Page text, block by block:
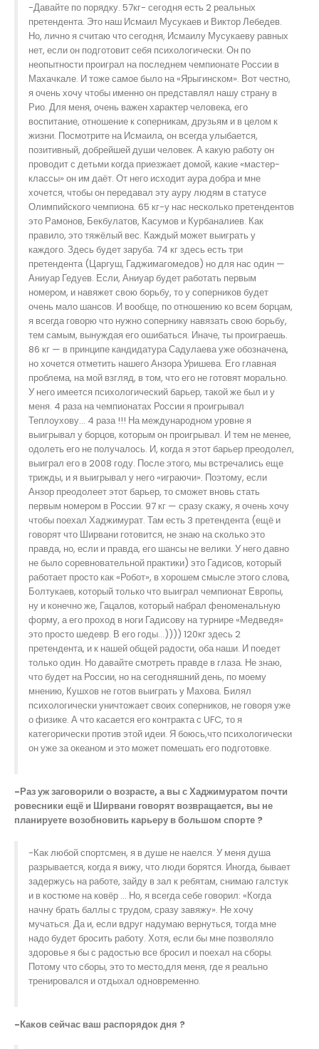
-Давайте по порядку. 57кг- сегодня есть 2 реальных
претендента. Это наш Исмаил Мусукаев и Виктор Лебедев.
Но, лично я считаю что сегодня, Исмаилу Мусукаеву равных
нет, если он подготовит себя психологически. Он по
неопытности проиграл на последнем чемпионате России в
Махачкале. И тоже самое было на «Ярыгинском». Вот честно,
я очень хочу чтобы именно он представлял нашу страну в
Рио. Для меня, очень важен характер человека, его
воспитание, отношение к соперникам, друзьям и в целом к
жизни. Посмотрите на Исмаила, он всегда улыбается,
позитивный, добрейшей души человек. А какую работу он
проводит с детьми когда приезжает домой, какие «мастер-
классы» он им даёт. От него исходит аура добра и мне
хочется, чтобы он передавал эту ауру людям в статусе
Олимпийского чемпиона. 65 кг-у нас несколько претендентов
это Рамонов, Бекбулатов, Касумов и Курбаналиев. Как
правило, это тяжёлый вес. Каждый может выиграть у
каждого. Здесь будет заруба. 74 кг здесь есть три
претендента (Царгуш, Гаджимагомедов) но для нас один —
Аниуар Гедуев. Если, Аниуар будет работать первым
номером, и навяжет свою борьбу, то у соперников будет
очень мало шансов. И вообще, по отношению ко всем борцам,
я всегда говорю что нужно сопернику навязать свою борьбу,
тем самым, вынуждая его ошибаться. Иначе, ты проиграешь.
86 кг — в принципе кандидатура Садулаева уже обозначена,
но хочется отметить нашего Анзора Уришева. Его главная
проблема, на мой взгляд, в том, что его не готовят морально.
У него имеется психологический барьер, такой же был и у
меня. 4 раза на чемпионатах России я проигрывал
Теплоухову… 4 раза !!! На международном уровне я
выигрывал у борцов, которым он проигрывал. И тем не менее,
одолеть его не получалось. И, когда я этот барьер преодолел,
выиграл его в 2008 году. После этого, мы встречались еще
трижды, и я выигрывал у него «играючи». Поэтому, если
Анзор преодолеет этот барьер, то сможет вновь стать
первым номером в России. 97 кг — сразу скажу, я очень хочу
чтобы поехал Хаджимурат. Там есть 3 претендента (ещё и
говорят что Ширвани готовится, не знаю на сколько это
правда, но, если и правда, его шансы не велики. У него давно
не было соревновательной практики) это Гадисов, который
работает просто как «Робот», в хорошем смысле этого слова,
Болтукаев, который только что выиграл чемпионат Европы,
ну и конечно же, Гацалов, который набрал феноменальную
форму, а его проход в ноги Гадисову на турнире «Медведя»
это просто шедевр. В его годы…)))) 120кг здесь 2
претендента, и к нашей общей радости, оба наши. И поедет
только один. Но давайте смотреть правде в глаза. Не знаю,
что будет на России, но на сегодняшний день, по моему
мнению, Кушхов не готов выиграть у Махова. Билял
психологически уничтожает своих соперников, не говоря уже
о физике. А что касается его контракта с UFC, то я
категорически против этой идеи. Я боюсь,что психологически
он уже за океаном и это может помешать его подготовке.
-Раз уж заговорили о возрасте, а вы с Хаджимуратом почти
ровесники ещё и Ширвани говорят возвращается, вы не
планируете возобновить карьеру в большом спорте ?
-Как любой спортсмен, я в душе не наелся. У меня душа
разрывается, когда я вижу, что люди борятся. Иногда, бывает
задержусь на работе, зайду в зал к ребятам, снимаю галстук
и в костюме на ковёр … Но, я всегда себе говорил: «Когда
начну брать баллы с трудом, сразу завяжу». Не хочу
мучаться. Да и, если вдруг надумаю вернуться, тогда мне
надо будет бросить работу. Хотя, если бы мне позволяло
здоровье я бы с радостью все бросил и поехал на сборы.
Потому что сборы, это то место,для меня, где я реально
тренировался и отдыхал одновременно.
-Каков сейчас ваш распорядок дня ?